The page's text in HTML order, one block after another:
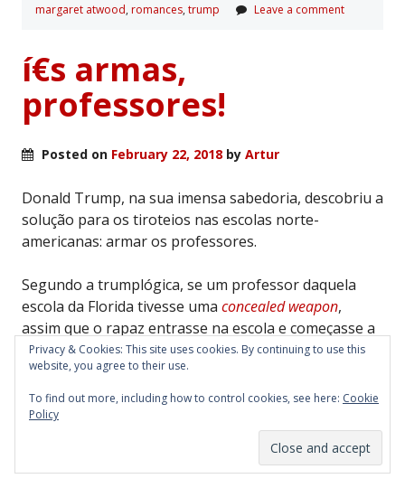
margaret atwood, romances, trump Leave a comment
í€s armas,
professores!
Posted on February 22, 2018 by Artur
Donald Trump, na sua imensa sabedoria, descobriu a
solução para os tiroteios nas escolas norte-
americanas: armar os professores.
Segundo a trumplógica, se um professor daquela
escola da Florida tivesse uma concealed weapon,
assim que o rapaz entrasse na escola e começasse a
disparar, o sí´tor sacava da arma e dava-lhe um tiro.
Em vez de morrerem 17 miúdos, teriam morrido,
digamos, cinco ou seis.
A menos que o sí´tor falhasse e o atirador matasse
Privacy & Cookies: This site uses cookies. By continuing to use this
website, you agree to their use.
To find out more, including how to control cookies, see here: Cookie
Policy